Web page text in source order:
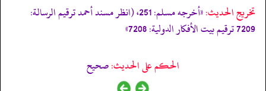
تخریج الحدیث:
«أخرجه مسلم: 251، (انظر مسند أحمد ترقيم الرسالة:
7209 ترقیم بيت الأفكار الدولية: 7208»
الحكم على الحديث:صحیح